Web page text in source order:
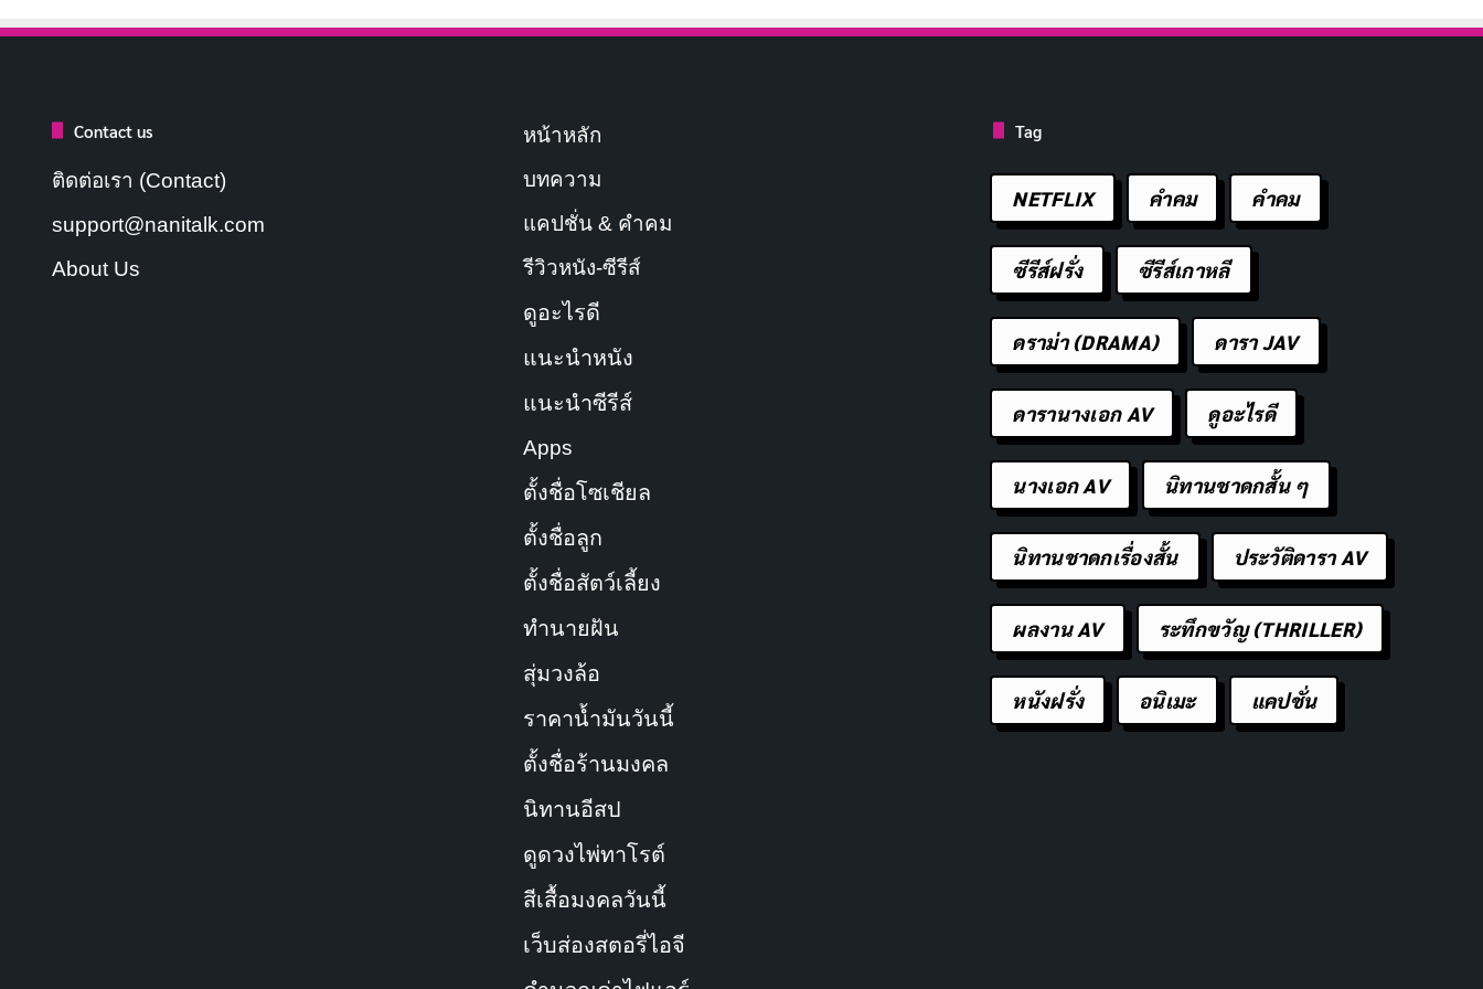
Contact us
ติดต่อเรา (Contact)
support@nanitalk.com
About Us
หน้าหลัก
บทความ
แคปชั่น & คำคม
รีวิวหนัง-ซีรีส์
ดูอะไรดี
แนะนำหนัง
แนะนำซีรีส์
Apps
ตั้งชื่อโซเชียล
ตั้งชื่อลูก
ตั้งชื่อสัตว์เลี้ยง
ทำนายฝัน
สุ่มวงล้อ
ราคาน้ำมันวันนี้
ตั้งชื่อร้านมงคล
นิทานอีสป
ดูดวงไพ่ทาโรต์
สีเสื้อมงคลวันนี้
เว็บส่องสตอรี่ไอจี
Tag
NETFLIX คำคม คําคม
ซีรีส์ฝรั่ง ซีรีส์เกาหลี
ดราม่า (DRAMA) ดารา JAV
ดารานางเอก AV ดูอะไรดี
นางเอก AV นิทานชาดกสั้น ๆ
นิทานชาดกเรื่องสั้น ประวัติดารา AV
ผลงาน AV ระทึกขวัญ (THRILLER)
หนังฝรั่ง อนิเมะ แคปชั่น